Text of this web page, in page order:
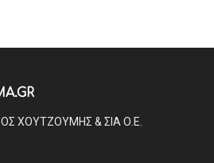
ΧΟΥΤΖΟΥΜΗΣ & ΣΙΑ Ο.Ε.